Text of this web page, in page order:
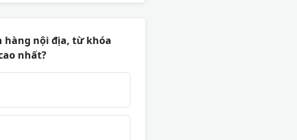
hàng nội địa, từ khóa
nhất?